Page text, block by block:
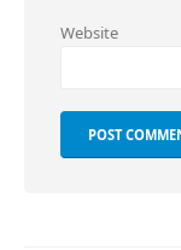
Website